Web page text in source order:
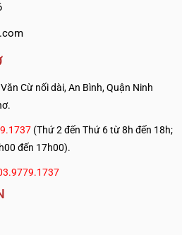
Cừ nối dài, An Bình, Quận Ninh
(Thứ 2 đến Thứ 6 từ 8h đến 18h;
đến 17h00).